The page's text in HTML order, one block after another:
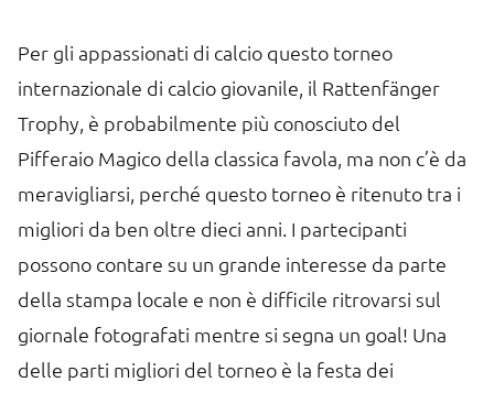
Per gli appassionati di calcio questo torneo
internazionale di calcio giovanile, il Rattenfänger
Trophy, è probabilmente più conosciuto del
Pifferaio Magico della classica favola, ma non c’è da
meravigliarsi, perché questo torneo è ritenuto tra i
migliori da ben oltre dieci anni. I partecipanti
possono contare su un grande interesse da parte
della stampa locale e non è difficile ritrovarsi sul
giornale fotografati mentre si segna un goal! Una
delle parti migliori del torneo è la festa dei